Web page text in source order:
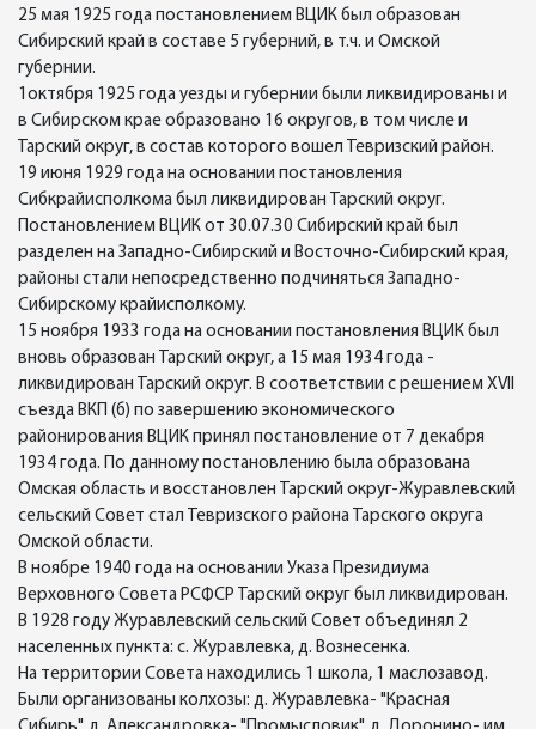
25 мая 1925 года постановлением ВЦИК был образован
Сибирский край в составе 5 губерний, в т.ч. и Омской
губернии.
1октября 1925 года уезды и губернии были ликвидированы и
в Сибирском крае образовано 16 округов, в том числе и
Тарский округ, в состав которого вошел Тевризский район.
19 июня 1929 года на основании постановления
Сибкрайисполкома был ликвидирован Тарский округ.
Постановлением ВЦИК от 30.07.30 Сибирский край был
разделен на Западно-Сибирский и Восточно-Сибирский края,
районы стали непосредственно подчиняться Западно-
Сибирскому крайисполкому.
15 ноября 1933 года на основании постановления ВЦИК был
вновь образован Тарский округ, а 15 мая 1934 года -
ликвидирован Тарский округ. В соответствии с решением XVII
съезда ВКП (б) по завершению экономического
районирования ВЦИК принял постановление от 7 декабря
1934 года. По данному постановлению была образована
Омская область и восстановлен Тарский округ-Журавлевский
сельский Совет стал Тевризского района Тарского округа
Омской области.
В ноябре 1940 года на основании Указа Президиума
Верховного Совета РСФСР Тарский округ был ликвидирован.
В 1928 году Журавлевский сельский Совет объединял 2
населенных пункта: с. Журавлевка, д. Вознесенка.
На территории Совета находились 1 школа, 1 маслозавод.
Были организованы колхозы: д. Журавлевка- "Красная